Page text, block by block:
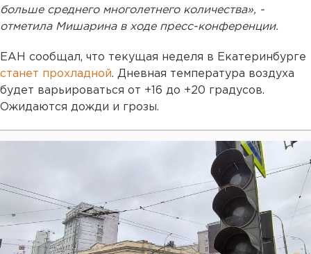
больше среднего многолетнего количества», -
отметила Мишарина в ходе пресс-конференции.
ЕАН сообщал, что текущая неделя в Екатеринбурге
станет прохладной. Дневная температура воздуха
будет варьироваться от +16 до +20 градусов.
Ожидаются дожди и грозы.